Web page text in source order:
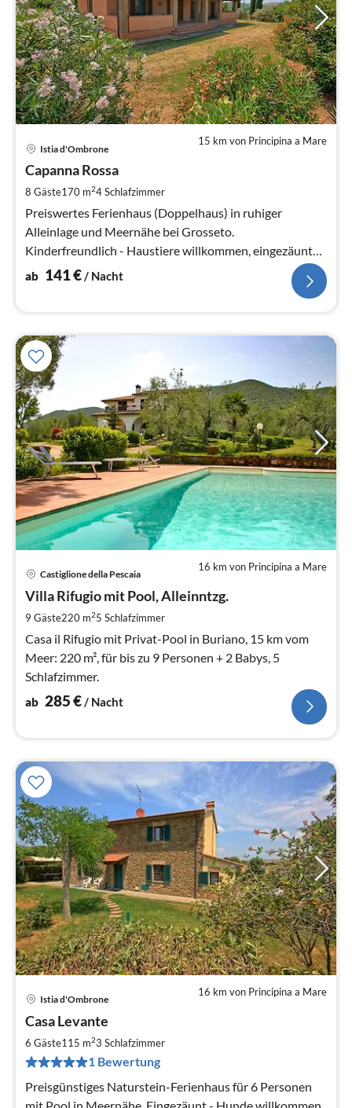
15 km von Principina a Mare
Istia d'Ombrone
Capanna Rossa
8 Gäste170 m24Schlafzimmer
Preiswertes Ferienhaus (Doppelhaus) in ruhiger
Alleinlage und Meernähe bei Grosseto.
Kinderfreundlich - Haustiere willkommen, eingezäuntes
Grundstück.
ab 141€/ Nacht
16 km von Principina a Mare
Castiglione della Pescaia
Villa Rifugio mit Pool, Alleinntzg.
9 Gäste220 m25 Schlafzimmer
Casa il Rifugio mit Privat-Pool in Buriano, 15 km vom
Meer: 220 m², für bis zu 9 Personen + 2 Babys, 5
Schlafzimmer.
ab 285€ / Nacht
16 km von Principina a Mare
Istia d'Ombrone
Casa Levante
6 Gäste115 m23 Schlafzimmer
1 Bewertung
Preisgünstiges Naturstein-Ferienhaus für 6 Personen